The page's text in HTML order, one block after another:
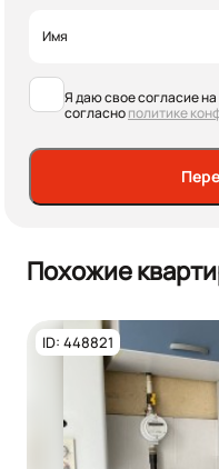
Я даю свое согласие на
согласнополитике
Похожие
ID: 448821